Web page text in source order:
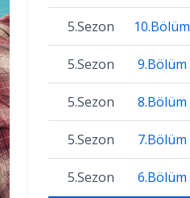
5.Sezon 10.Bölüm
5.Sezon 9.Bölüm
5.Sezon 8.Bölüm
5.Sezon 7.Bölüm
5.Sezon 6.Bölüm